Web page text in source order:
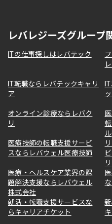
レバレジーズグループ
ITの仕事探しはレバテック
IT転職ならレバテックキャリ
ア
オンライン診療ならレバク
リ
ル
医療技師の転職支援サービ
スならレバウェル医療技師
リ
医療・ヘルスケア業界の課
題解決支援ならレバウェル
株式会社
就活・転職支援サービスな
らキャリアチケット